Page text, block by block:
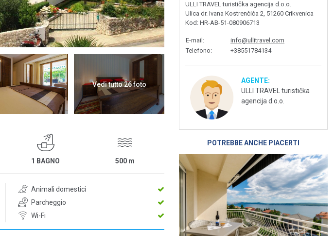
Vedi tutto 26 foto
1 BAGNO 500 m
Animali domestici
Parcheggio
Wi-Fi
ULLI TRAVEL turistička agencija d.o.o.
Ulica dr. Ivana Kostrenčića 2, 51260 Crikvenica
Kod : HR-AB-51-080906713
E-mail :
info@ullitravel.com
Telefono: +38551784134
AGENTE:
ULLI TRAVEL turistička
agencija d.o.o.
POTREBBE ANCHE PIACERTI